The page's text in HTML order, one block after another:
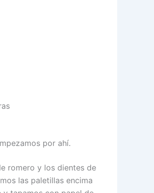
por ahí.
romero y los dientes de
las paletillas encima